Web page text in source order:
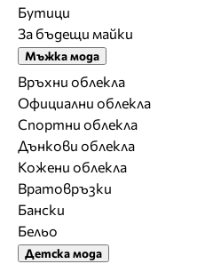
Бутици
За бъдещи майки
Мъжка мода
Връхни облекла
Официални облекла
Спортни облекла
Дънкови облекла
Кожени облекла
Вратовръзки
Бански
Бельо
Детска мода